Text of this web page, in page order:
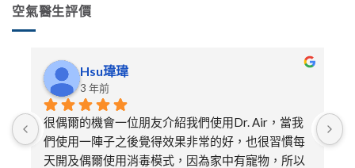
空氣醫生評價
Hsu瑋瑋
3 年前
很偶爾的機會一位朋友介紹我們使用Dr. Air，當我
們使用一陣子之後覺得效果非常的好，也很習慣每
天開及偶爾使用消毒模式，因為家中有寵物，所以